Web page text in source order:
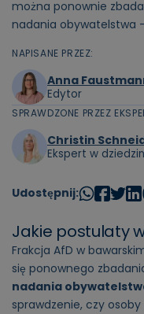
można ponownie
nadania obywatelstwa
NAPISANE PRZEZ:
Anna
Edytor
SPRAWDZONE PRZEZ
Christin
Ekspert w
Udostępnij:
Jakie postulaty
Frakcja AfD w
się ponownego
nadania
sprawdzenie, czy osoby